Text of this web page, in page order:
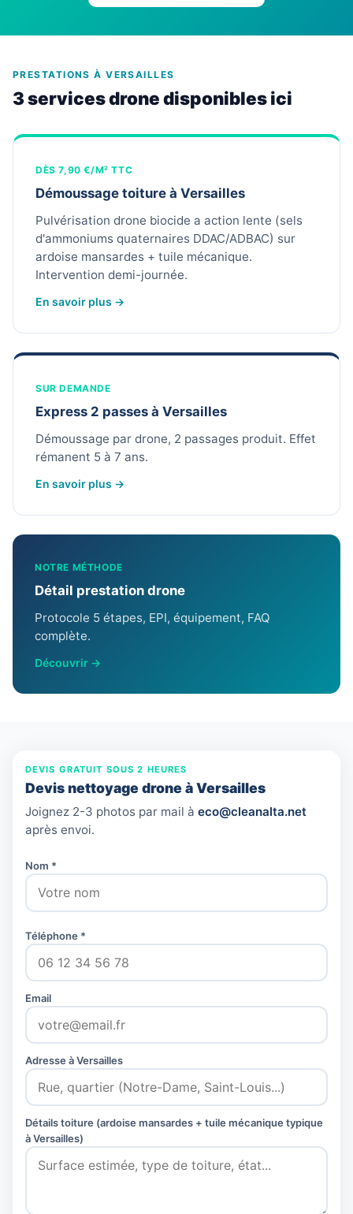
PRESTATIONS À VERSAILLES
3 services drone disponibles ici
DÈS 7,90 €/M² TTC
Démoussage toiture à Versailles
Pulvérisation drone biocide a action lente (sels
d'ammoniums quaternaires DDAC/ADBAC) sur
ardoise mansardes + tuile mécanique.
Intervention demi-journée.
En savoir plus →
SUR DEMANDE
Express 2 passes à Versailles
Démoussage par drone, 2 passages produit. Effet
rémanent 5 à 7 ans.
En savoir plus →
NOTRE MÉTHODE
Détail prestation drone
Protocole 5 étapes, EPI, équipement, FAQ
complète.
Découvrir →
DEVIS GRATUIT SOUS 2 HEURES
Devis nettoyage drone à Versailles
Joignez 2-3 photos par mail à eco@cleanalta.net
après envoi.
Nom *
Téléphone *
Email
Adresse à Versailles
Détails toiture (ardoise mansardes + tuile mécanique typique
à Versailles)